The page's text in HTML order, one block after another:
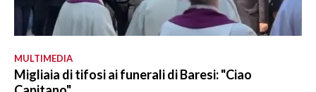
MULTIMEDIA
Migliaia di tifosi ai funerali di Baresi: "Ciao